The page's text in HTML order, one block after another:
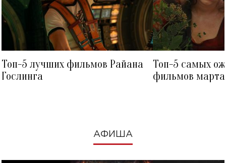
Топ-5 лучших фильмов Райана
Гослинга
Топ-5 самых
фильмов
АФИША